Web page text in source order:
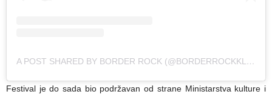
A POST SHARED BY BORDER ROCK (@BORDERROCKKLADOVO)
Festival je do sada bio podržavan od strane Ministarstva kulture i